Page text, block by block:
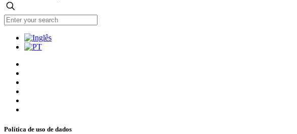
Política de uso de dados